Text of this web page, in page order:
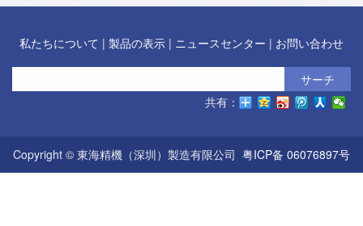
私たちについて | 製品の表示 | ニュースセンター | お問い合わせ
サーチ
共有：
Copyright © 東海精機（深圳）製造有限公司 粤ICP备 06076897号